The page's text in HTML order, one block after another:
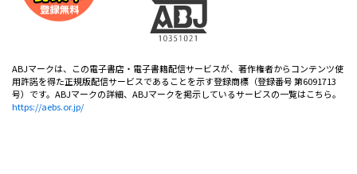
ABJマークは、この電子書店・電子書籍配信サービスが、著作権者からコンテンツ使
用許諾を得た正規版配信サービスであることを示す登録商標（登録番号 第6091713
号）です。ABJマークの詳細、ABJマークを掲示しているサービスの一覧はこちら。
https://aebs.or.jp/